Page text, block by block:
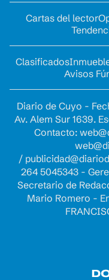
Cartas del lector
Clasificados
Avisos
Diario de Cuyo -
Av. Alem Sur 1639.
Contacto:
/
264 5045343 -
Secretario de
Mario Romero -